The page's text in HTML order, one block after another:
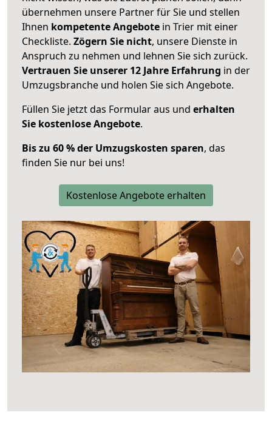
übernehmen unsere Partner für Sie und stellen
Ihnen kompetente Angebote in Trier mit einer
Checkliste. Zögern Sie nicht, unsere Dienste in
Anspruch zu nehmen und lehnen Sie sich zurück.
Vertrauen Sie unserer 12 Jahre Erfahrung in der
Umzugsbranche und holen Sie sich Angebote.
Füllen Sie jetzt das Formular aus und erhalten
Sie kostenlose Angebote.
Bis zu 60 % der Umzugskosten sparen, das
finden Sie nur bei uns!
Kostenlose Angebote erhalten